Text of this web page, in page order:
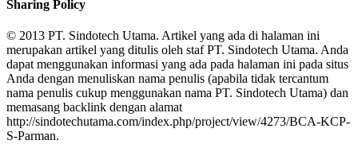
Sharing Policy
© 2013 PT. Sindotech Utama. Artikel yang ada di halaman ini
merupakan artikel yang ditulis oleh staf PT. Sindotech Utama. Anda
dapat menggunakan informasi yang ada pada halaman ini pada situs
Anda dengan menuliskan nama penulis (apabila tidak tercantum
nama penulis cukup menggunakan nama PT. Sindotech Utama) dan
memasang backlink dengan alamat
http://sindotechutama.com/index.php/project/view/4273/BCA-KCP-
S-Parman.